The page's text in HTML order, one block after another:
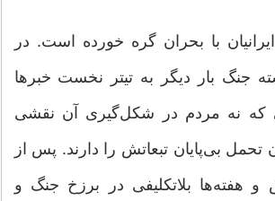
با بحران گره خورده است. در
جنگ بار دیگر به تیتر نخست خبرها
که نه مردم در شکل‌گیری آن نقشی
تحمل بی‌پایان تبعاتش را دارند. پس از
و هفته‌ها بلاتکلیفی در برزخ جنگ و